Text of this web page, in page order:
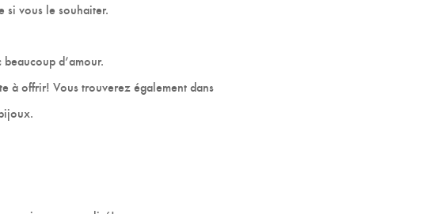
si vous le souhaiter.
d’amour.
à offrir! Vous trouverez également dans